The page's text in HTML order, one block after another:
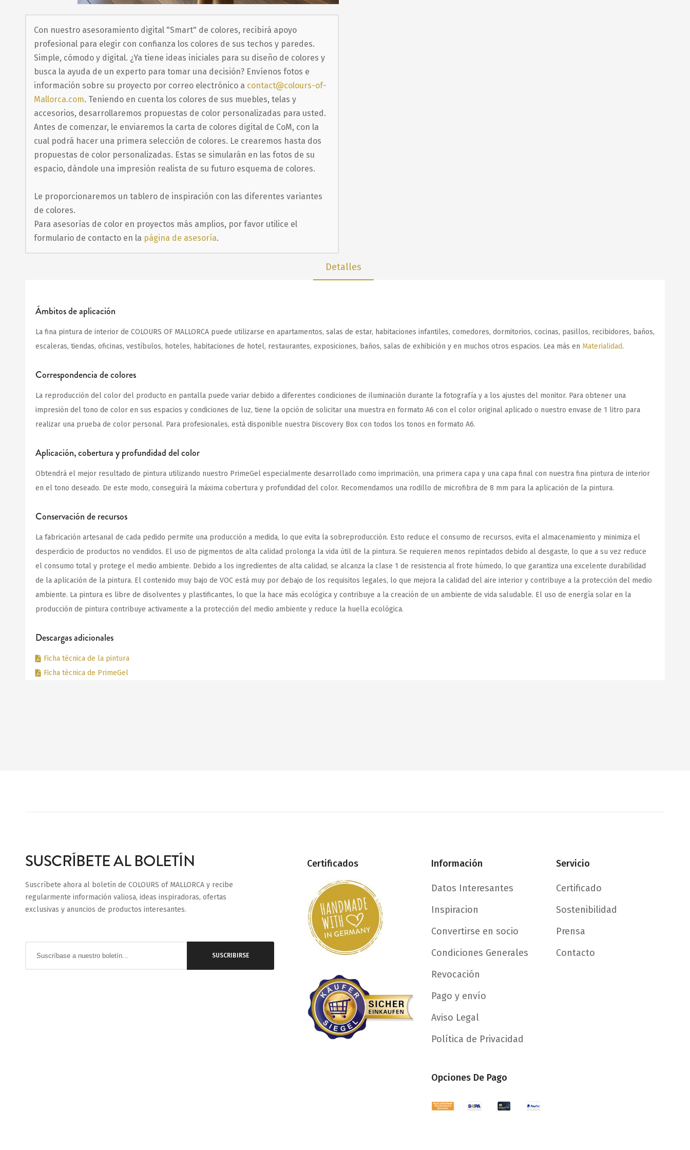
comienzo
de
galería
de
imágenes
Con nuestro asesoramiento digital "Smart" de colores, recibirá apoyo
profesional para elegir con confianza los colores de sus techos y paredes.
Simple, cómodo y digital. ¿Ya tiene ideas iniciales para su diseño de colores y
busca la ayuda de un experto para tomar una decisión? Envíenos fotos e
información sobre su proyecto por correo electrónico a contact@colours-of-
Mallorca.com. Teniendo en cuenta los colores de sus muebles, telas y
accesorios, desarrollaremos propuestas de color personalizadas para usted.
Antes de comenzar, le enviaremos la carta de colores digital de CoM, con la
cual podrá hacer una primera selección de colores. Le crearemos hasta dos
propuestas de color personalizadas. Estas se simularán en las fotos de su
espacio, dándole una impresión realista de su futuro esquema de colores.
Le proporcionaremos un tablero de inspiración con las diferentes variantes
de colores.
Para asesorías de color en proyectos más amplios, por favor utilice el
formulario de contacto en la página de asesoría.
Detalles
Ámbitos de aplicación
La fina pintura de interior de COLOURS OF MALLORCA puede utilizarse en apartamentos, salas de estar, habitaciones infantiles, comedores, dormitorios, cocinas, pasillos, recibidores, baños,
escaleras, tiendas, oficinas, vestíbulos, hoteles, habitaciones de hotel, restaurantes, exposiciones, baños, salas de exhibición y en muchos otros espacios. Lea más en Materialidad.
Correspondencia de colores
La reproducción del color del producto en pantalla puede variar debido a diferentes condiciones de iluminación durante la fotografía y a los ajustes del monitor. Para obtener una
impresión del tono de color en sus espacios y condiciones de luz, tiene la opción de solicitar una muestra en formato A6 con el color original aplicado o nuestro envase de 1 litro para
realizar una prueba de color personal. Para profesionales, está disponible nuestra Discovery Box con todos los tonos en formato A6.
Aplicación, cobertura y profundidad del color
Obtendrá el mejor resultado de pintura utilizando nuestro PrimeGel especialmente desarrollado como imprimación, una primera capa y una capa final con nuestra fina pintura de interior
en el tono deseado. De este modo, conseguirá la máxima cobertura y profundidad del color. Recomendamos una rodillo de microfibra de 8 mm para la aplicación de la pintura.
Conservación de recursos
La fabricación artesanal de cada pedido permite una producción a medida, lo que evita la sobreproducción. Esto reduce el consumo de recursos, evita el almacenamiento y minimiza el
desperdicio de productos no vendidos. El uso de pigmentos de alta calidad prolonga la vida útil de la pintura. Se requieren menos repintados debido al desgaste, lo que a su vez reduce
el consumo total y protege el medio ambiente. Debido a los ingredientes de alta calidad, se alcanza la clase 1 de resistencia al frote húmedo, lo que garantiza una excelente durabilidad
de la aplicación de la pintura. El contenido muy bajo de VOC está muy por debajo de los requisitos legales, lo que mejora la calidad del aire interior y contribuye a la protección del medio
ambiente. La pintura es libre de disolventes y plastificantes, lo que la hace más ecológica y contribuye a la creación de un ambiente de vida saludable. El uso de energía solar en la
producción de pintura contribuye activamente a la protección del medio ambiente y reduce la huella ecológica.
Descargas adicionales
Ficha técnica de la pintura
Ficha técnica de PrimeGel
SUSCRÍBETE AL BOLETÍN
Suscríbete ahora al boletín de COLOURS of MALLORCA y recibe
regularmente información valiosa, ideas inspiradoras, ofertas
exclusivas y anuncios de productos interesantes.
SUSCRIBIRSE
Certificados Información
Datos Interesantes
Inspiracion
Convertirse en socio
Condiciones Generales
Revocación
Pago y envío
Aviso Legal
Política de Privacidad
Opciones De Pago
Servicio
Certificado
Sostenibilidad
Prensa
Contacto